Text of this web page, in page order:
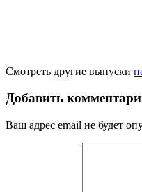
Смотреть другие выпуски
Добавить
Ваш адрес email не будет